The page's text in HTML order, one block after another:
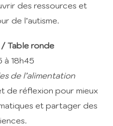
des ressources et
de l’autisme.
Table ronde
à 18h45
de l’alimentation
de réflexion pour mieux
et partager des